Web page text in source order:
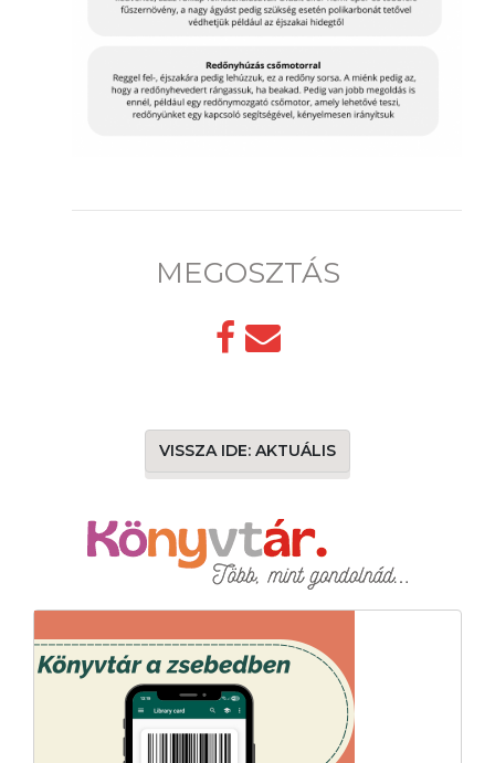
MEGOSZTÁS
VISSZA IDE: AKTUÁLIS